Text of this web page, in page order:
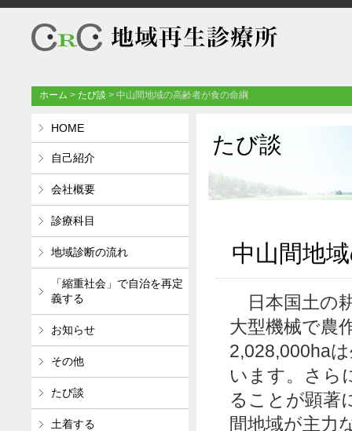
ホーム > たび談 > 中山間地域の高齢者が食の命綱
たび談
中山間地
日本国土の
大型機械で農
2,028,000ha
います。さら
ることが顕著
間地域が主力
HOME
自己紹介
会社概要
診療科目
地域診断の流れ
「縮重社会」で自治を再定
義する
お知らせ
その他
たび談
土着する